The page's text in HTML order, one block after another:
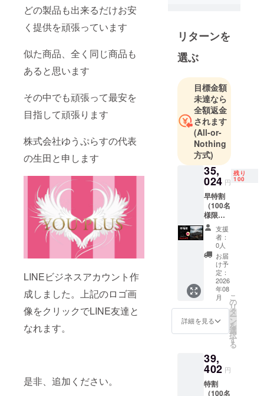
どの製品も出来るだけお安
く提供を頑張っています
似た商品、全く同じ商品も
あると思います
その中でも頑張って最安を
目指して頑張ります
株式会社ゆうぷらすの代表
の生田と申します
LINEビジネスアカウント作
成しました。上記のロゴ画
像をクリックでLINE友達と
なれます。
是非、追加ください。
渉し、正規
代理店契
約、または
どをし、正
式に証明書
を頂いた商
品をクラ
ファンでプ
ロジェクト
していま
出来るだけ
お安く提供
するつもり
です。
他の方と似
た商品、全
く同じ商品
があると思
いますが、
その中でも
最安を目指
していま
当店の公式
オンライン
ショップで
リターンを
選ぶ
目標金額
未達なら
全額返金
されます
(All-or-
Nothing
方式)
35,
024 円
残り
100
早特割
（100名
様限
定） ポ
ケット
プロ
ジェク
ター×１
充電
ケーブ
ル×１
マニュ
アル×１
カ
ラー：
ブラッ
販売価
格
43,780
円
支援
者：
0人
お届
け予
定：
2026
年08
月
詳細を見る
こ
の
リ
タ
ー
ン
を
選
択
す
る
39,
402 円
特割
（100名